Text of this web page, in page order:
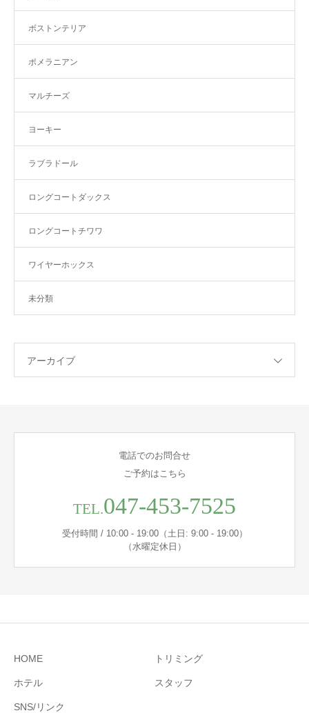
ボストンテリア
ポメラニアン
マルチーズ
ヨーキー
ラブラドール
ロングコートダックス
ロングコートチワワ
ワイヤーホックス
未分類
アーカイブ
電話でのお問合せ
ご予約はこちら
TEL.047-453-7525
受付時間 / 10:00 - 19:00（土日: 9:00 - 19:00）
（水曜定休日）
HOME トリミング
ホテル スタッフ
SNS/リンク